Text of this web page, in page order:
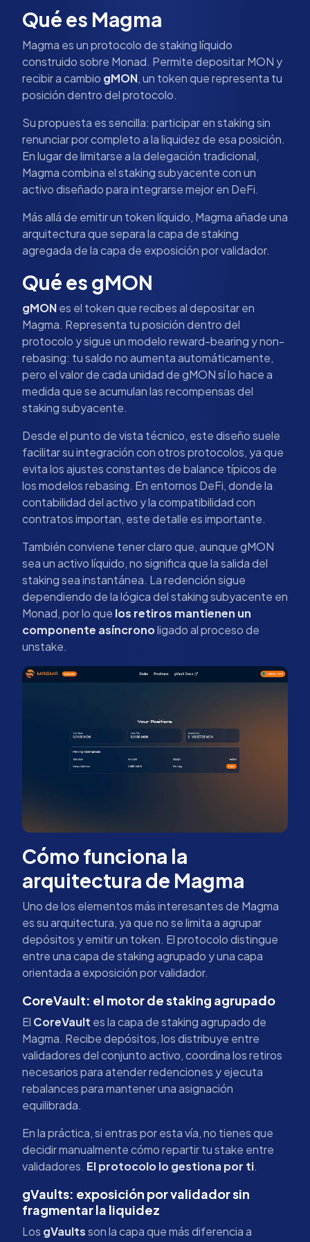
Qué es Magma
Magma es un protocolo de staking líquido
construido sobre Monad. Permite depositar MON y
recibir a cambio gMON, un token que representa tu
posición dentro del protocolo.
Su propuesta es sencilla: participar en staking sin
renunciar por completo a la liquidez de esa posición.
En lugar de limitarse a la delegación tradicional,
Magma combina el staking subyacente con un
activo diseñado para integrarse mejor en DeFi.
Más allá de emitir un token líquido, Magma añade una
arquitectura que separa la capa de staking
agregada de la capa de exposición por validador.
Qué es gMON
gMONes el token que recibes al depositar en
Magma. Representa tu posición dentro del
protocolo y sigue un modelo reward-bearing y non-
rebasing: tu saldo no aumenta automáticamente,
pero el valor de cada unidad de gMON sí lo hace a
medida que se acumulan las recompensas del
staking subyacente.
Desde el punto de vista técnico, este diseño suele
facilitar su integración con otros protocolos, ya que
evita los ajustes constantes de balance típicos de
los modelos rebasing. En entornos DeFi, donde la
contabilidad del activo y la compatibilidad con
contratos importan, este detalle es importante.
También conviene tener claro que, aunque gMON
sea un activo líquido, no significa que la salida del
staking sea instantánea. La redención sigue
dependiendo de la lógica del staking subyacente en
Monad, por lo que los retiros mantienen un
componente asíncronoligado al proceso de
unstake.
Cómo funciona la
arquitectura de Magma
Uno de los elementos más interesantes de Magma
es su arquitectura, ya que no se limita a agrupar
depósitos y emitir un token. El protocolo distingue
entre una capa de staking agrupado y una capa
orientada a exposición por validador.
CoreVault: el motor de staking agrupado
El CoreVault es la capa de staking agrupado de
Magma. Recibe depósitos, los distribuye entre
validadores del conjunto activo, coordina los retiros
necesarios para atender redenciones y ejecuta
rebalances para mantener una asignación
equilibrada.
En la práctica, si entras por esta vía, no tienes que
decidir manualmente cómo repartir tu stake entre
validadores. El protocolo lo gestiona por ti.
gVaults: exposición por validador sin
fragmentar la liquidez
Los gVaultsson la capa que más diferencia a